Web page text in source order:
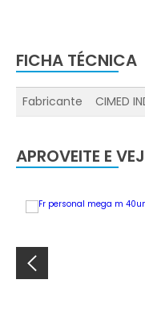
FICHA TÉCNICA
Fabricante CIMED
APROVEITE E